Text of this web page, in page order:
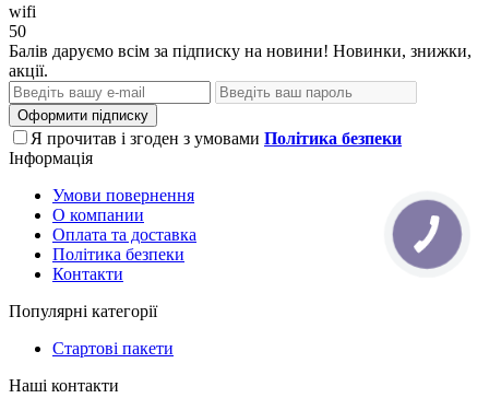
wifi
50
Балів даруємо всім за підписку на новини! Новинки, знижки,
акції.
Оформити підписку
Я прочитав і згоден з умовами Політика безпеки
Інформація
Умови повернення
О компании
Оплата та доставка
Політика безпеки
Контакти
Популярні категорії
Стартові пакети
Наші контакти